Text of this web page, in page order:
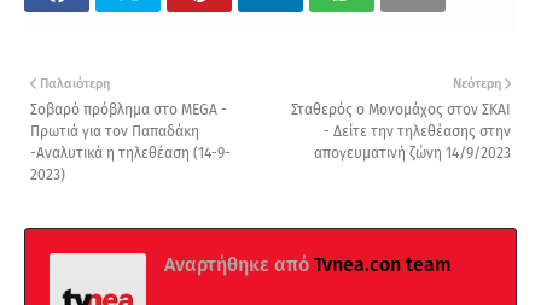
Νεότερη
Σταθερός ο Μονομάχος στον ΣΚΑΙ
- Δείτε την τηλεθέασης στην
απογευματινή ζώνη 14/9/2023
Παλαιότερη
Σοβαρό πρόβλημα στο MEGA -
Πρωτιά για τον Παπαδάκη
-Αναλυτικά η τηλεθέαση (14-9-
2023)
Αναρτήθηκε από Tvnea.con team